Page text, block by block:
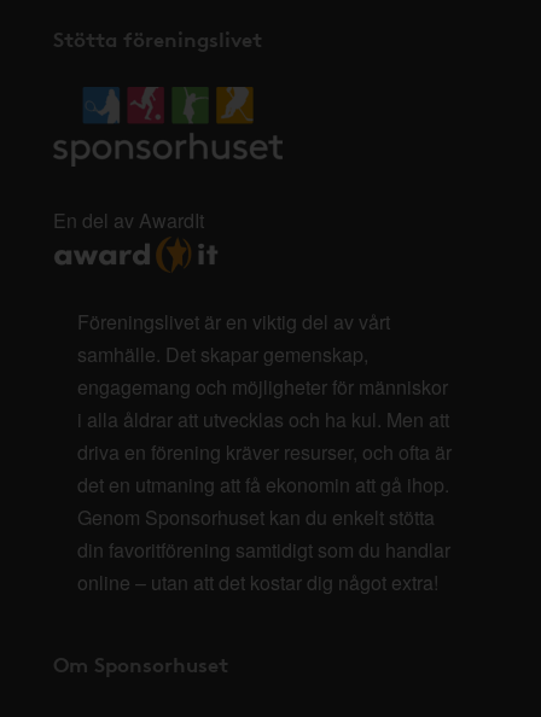
Stötta föreningslivet
En del av AwardIt
Föreningslivet är en viktig del av vårt
samhälle. Det skapar gemenskap,
engagemang och möjligheter för människor
i alla åldrar att utvecklas och ha kul. Men att
driva en förening kräver resurser, och ofta är
det en utmaning att få ekonomin att gå ihop.
Genom Sponsorhuset kan du enkelt stötta
din favoritförening samtidigt som du handlar
online – utan att det kostar dig något extra!
Om Sponsorhuset